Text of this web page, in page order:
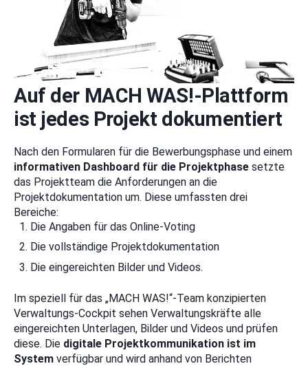
Auf der MACH WAS!-Plattform
ist jedes Projekt dokumentiert
Nach den Formularen für die Bewerbungsphase und einem
informativen Dashboard für die Projektphase setzte
das Projektteam die Anforderungen an die
Projektdokumentation um. Diese umfassten drei
Bereiche:
Die Angaben für das Online-Voting
Die vollständige Projektdokumentation
Die eingereichten Bilder und Videos.
Im speziell für das „MACH WAS!“-Team konzipierten
Verwaltungs-Cockpit sehen Verwaltungskräfte alle
eingereichten Unterlagen, Bilder und Videos und prüfen
diese. Die digitale Projektkommunikation ist im
System verfügbar und wird anhand von Berichten